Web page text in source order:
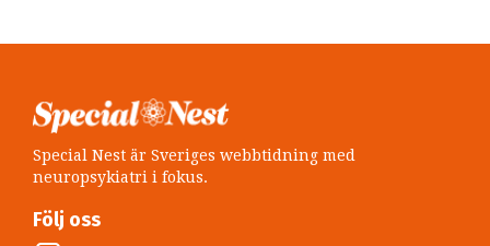
Special Nest är Sveriges webbtidning med
neuropsykiatri i fokus.
Följ oss